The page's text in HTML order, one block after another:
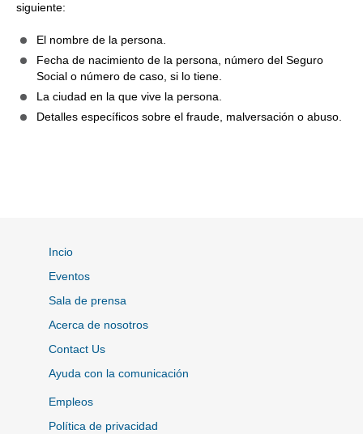
siguiente:
El nombre de la persona.
Fecha de nacimiento de la persona, número del Seguro
Social o número de caso, si lo tiene.
La ciudad en la que vive la persona.
Detalles específicos sobre el fraude, malversación o abuso.
Incio
Eventos
Sala de prensa
Acerca de nosotros
Contact Us
Ayuda con la comunicación
Empleos
Política de privacidad